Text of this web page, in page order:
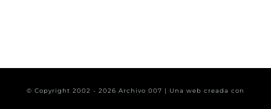
© Copyright 2002 - 2026 Archivo 007 | Una web creada con